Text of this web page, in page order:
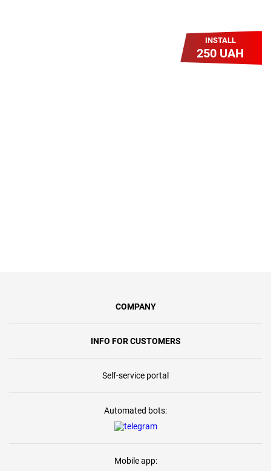
INSTALL
250 UAH
COMPANY
INFO FOR CUSTOMERS
Self-service portal
Automated bots:
Mobile app: